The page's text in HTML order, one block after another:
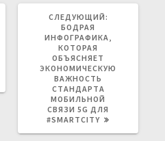
СЛЕДУЮЩИЙ:
БОДРАЯ
ИНФОГРАФИКА,
КОТОРАЯ
ОБЪЯСНЯЕТ
ЭКОНОМИЧЕСКУЮ
ВАЖНОСТЬ
СТАНДАРТА
МОБИЛЬНОЙ
СВЯЗИ 5G ДЛЯ
#SMARTCITY